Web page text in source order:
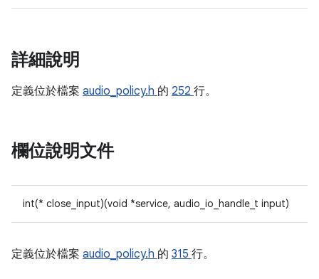
詳細說明
定義位於檔案 audio_policy.h 的 252 行。
欄位說明文件
int(* close_input)(void *service, audio_io_handle_t input)
定義位於檔案 audio_policy.h 的 315 行。